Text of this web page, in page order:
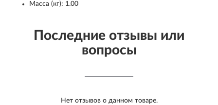
Масса (кг): 1.00
Последние отзывы или
вопросы
Нет отзывов о данном товаре.